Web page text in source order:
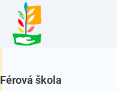
Férová škola